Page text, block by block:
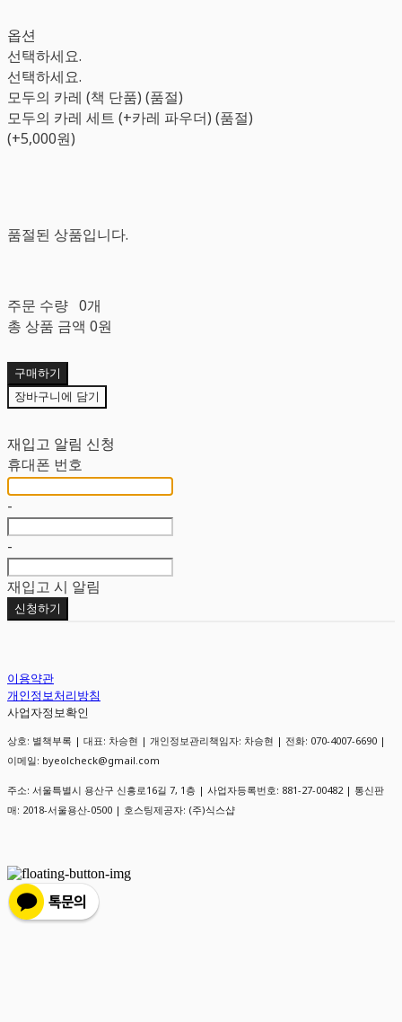
옵션
선택하세요.
선택하세요.
모두의 카레 (책 단품) (품절)
모두의 카레 세트 (+카레 파우더) (품절)
(+5,000원)
품절된 상품입니다.
주문 수량 0개
총 상품 금액 0원
구매하기
장바구니에 담기
재입고 알림 신청
휴대폰 번호
-
-
재입고 시 알림
신청하기
이용약관
개인정보처리방침
사업자정보확인
상호: 별책부록 | 대표: 차승현 | 개인정보관리책임자: 차승현 | 전화: 070-4007-6690 |
이메일: byeolcheck@gmail.com
주소: 서울특별시 용산구 신흥로16길 7, 1층 | 사업자등록번호: 881-27-00482 | 통신판
매: 2018-서울용산-0500 | 호스팅제공자: (주)식스샵